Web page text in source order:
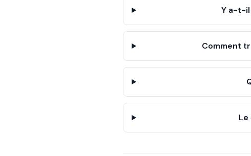
Y a-t-il
Comment